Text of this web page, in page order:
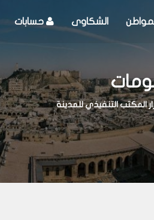
الشكاوى حسابات
المكتب التنفيذي للمدينة